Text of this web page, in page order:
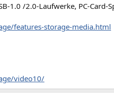
1.0 /2.0-Laufwerke, PC-Card-
features-storage-media.html
video10/